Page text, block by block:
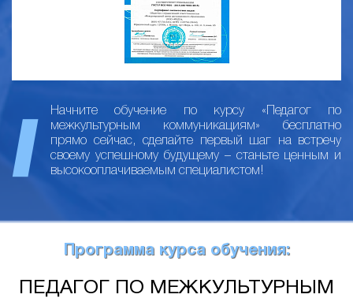
Начните обучение по курсу «Педагог по
межкультурным коммуникациям» бесплатно
прямо сейчас, сделайте первый шаг на встречу
своему успешному будущему – станьте ценным и
высокооплачиваемым специалистом!
Программа курса обучения:
ПЕДАГОГ ПО МЕЖКУЛЬТУРНЫМ